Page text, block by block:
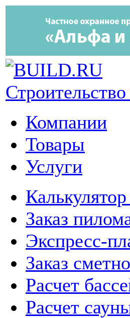
Компании
Товары
Услуги
Заказ
Экспресс-
Заказ
Расчет
Расчет